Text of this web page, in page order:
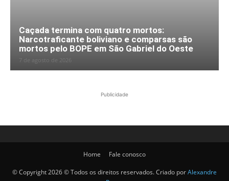
Caçada termina com quatro mortos:
Narcotraficante boliviano e comparsas são
mortos pelo BOPE em São Gabriel do Oeste
7 de agosto de 2026
Publicidade
Home Fale conosco
© Copyright 2026 © Todos os direitos reservados. Criado porAlexandre